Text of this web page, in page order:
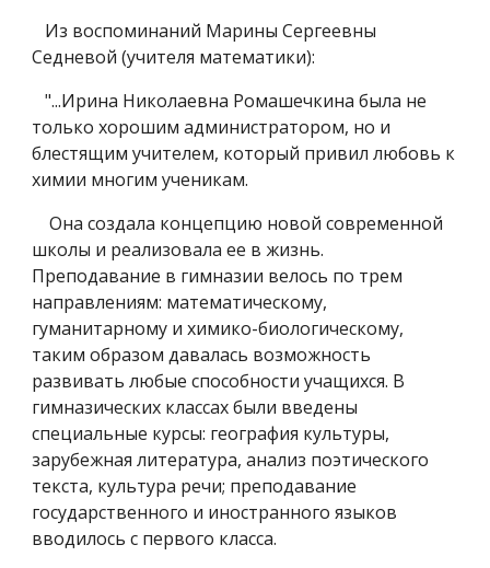
Из воспоминаний Марины Сергеевны
Седневой (учителя математики):
"...Ирина Николаевна Ромашечкина была не
только хорошим администратором, но и
блестящим учителем, который привил любовь к
химии многим ученикам.
Она создала концепцию новой современной
школы и реализовала ее в жизнь.
Преподавание в гимназии велось по трем
направлениям: математическому,
гуманитарному и химико-биологическому,
таким образом давалась возможность
развивать любые способности учащихся. В
гимназических классах были введены
специальные курсы: география культуры,
зарубежная литература, анализ поэтического
текста, культура речи; преподавание
государственного и иностранного языков
вводилось с первого класса.